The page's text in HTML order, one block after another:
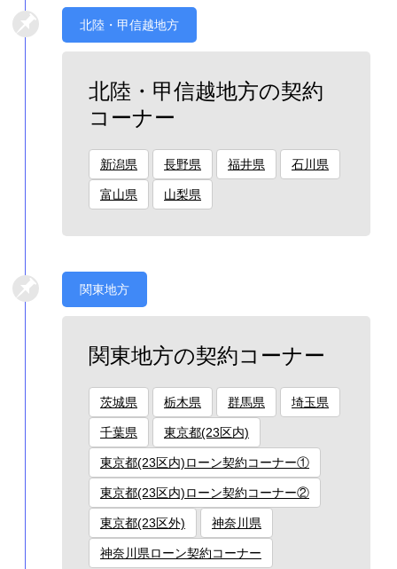
北陸・甲信越地方
北陸・甲信越地方の契約
コーナー
新潟県 長野県 福井県 石川県
富山県 山梨県
関東地方
関東地方の契約コーナー
茨城県 栃木県 群馬県 埼玉県
千葉県 東京都(23区内)
東京都(23区内)ローン契約コーナー①
東京都(23区内)ローン契約コーナー②
東京都(23区外) 神奈川県
神奈川県ローン契約コーナー